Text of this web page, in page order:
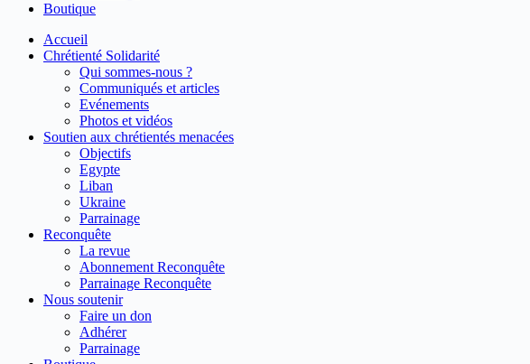
Boutique
Accueil
Chrétienté Solidarité
Qui sommes-nous ?
Communiqués et articles
Evénements
Photos et vidéos
Soutien aux chrétientés menacées
Objectifs
Egypte
Liban
Ukraine
Parrainage
Reconquête
La revue
Abonnement Reconquête
Parrainage Reconquête
Nous soutenir
Faire un don
Adhérer
Parrainage